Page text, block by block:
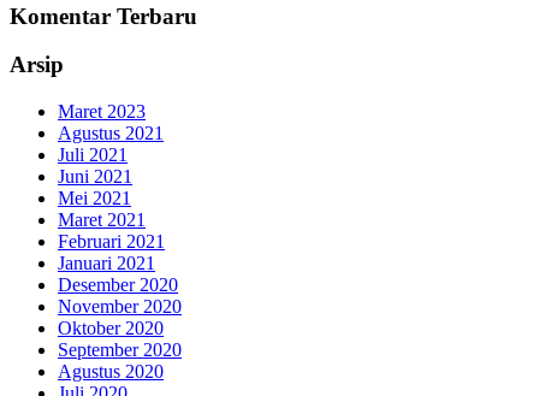
Komentar Terbaru
Arsip
Maret 2023
Agustus 2021
Juli 2021
Juni 2021
Mei 2021
Maret 2021
Februari 2021
Januari 2021
Desember 2020
November 2020
Oktober 2020
September 2020
Agustus 2020